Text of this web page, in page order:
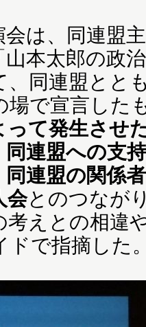
は、同連盟
山本太郎の政
、同連盟とと
場で宣言した
って発生させ
同連盟への支
同連盟の関係
会とのつなが
考えとの相違
ドで指摘した